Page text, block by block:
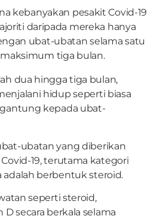
kebanyakan pesakit Covid-19
daripada mereka hanya
ubat-ubatan selama satu
tiga bulan.
dua hingga tiga bulan,
hidup seperti biasa
kepada ubat-
ubatan yang diberikan
19, terutama kategori
adalah berbentuk steroid.
seperti steroid,
D secara berkala selama